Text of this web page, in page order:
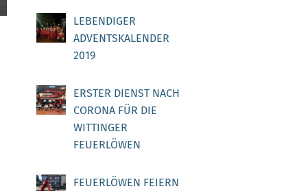
LEBENDIGER
ADVENTSKALENDER
2019
ERSTER DIENST NACH
CORONA FÜR DIE
WITTINGER
FEUERLÖWEN
FEUERLÖWEN FEIERN